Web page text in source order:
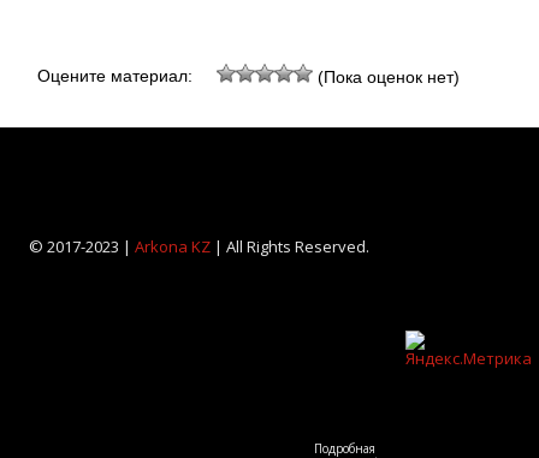
Оцените материал: (Пока оценок нет)
© 2017-2023 | Arkona KZ| All Rights Reserved.
Подробная